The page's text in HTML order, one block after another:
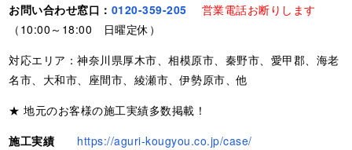
お問い合わせ窓口： 0120-359-205
営業電話お断りします
（10:00～18:00 日曜定休）
対応エリア：神奈川県厚木市、相模原市、秦野市、愛甲郡、海老
名市、大和市、座間市、綾瀬市、伊勢原市、他
★ 地元のお客様の施工実績多数掲載！
施工実績
https://aguri-kougyou.co.jp/case/